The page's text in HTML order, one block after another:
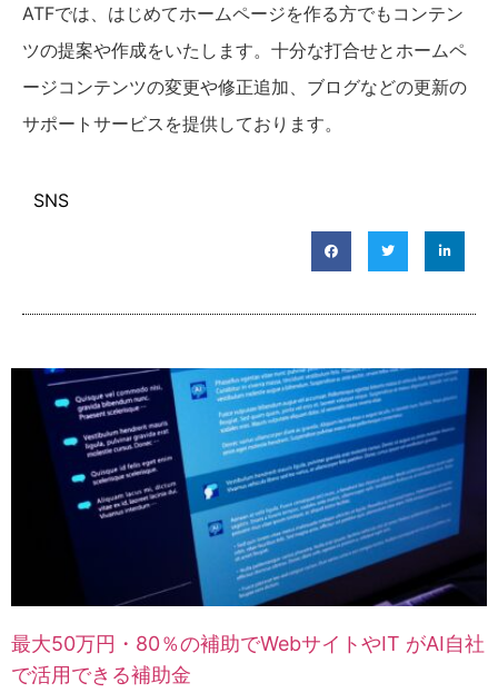
ATFでは、はじめてホームページを作る方でもコンテン
ツの提案や作成をいたします。十分な打合せとホームペ
ージコンテンツの変更や修正追加、ブログなどの更新の
サポートサービスを提供しております。
SNS
最大50万円・80％の補助でWebサイトやIT がAI自社
で活用できる補助金